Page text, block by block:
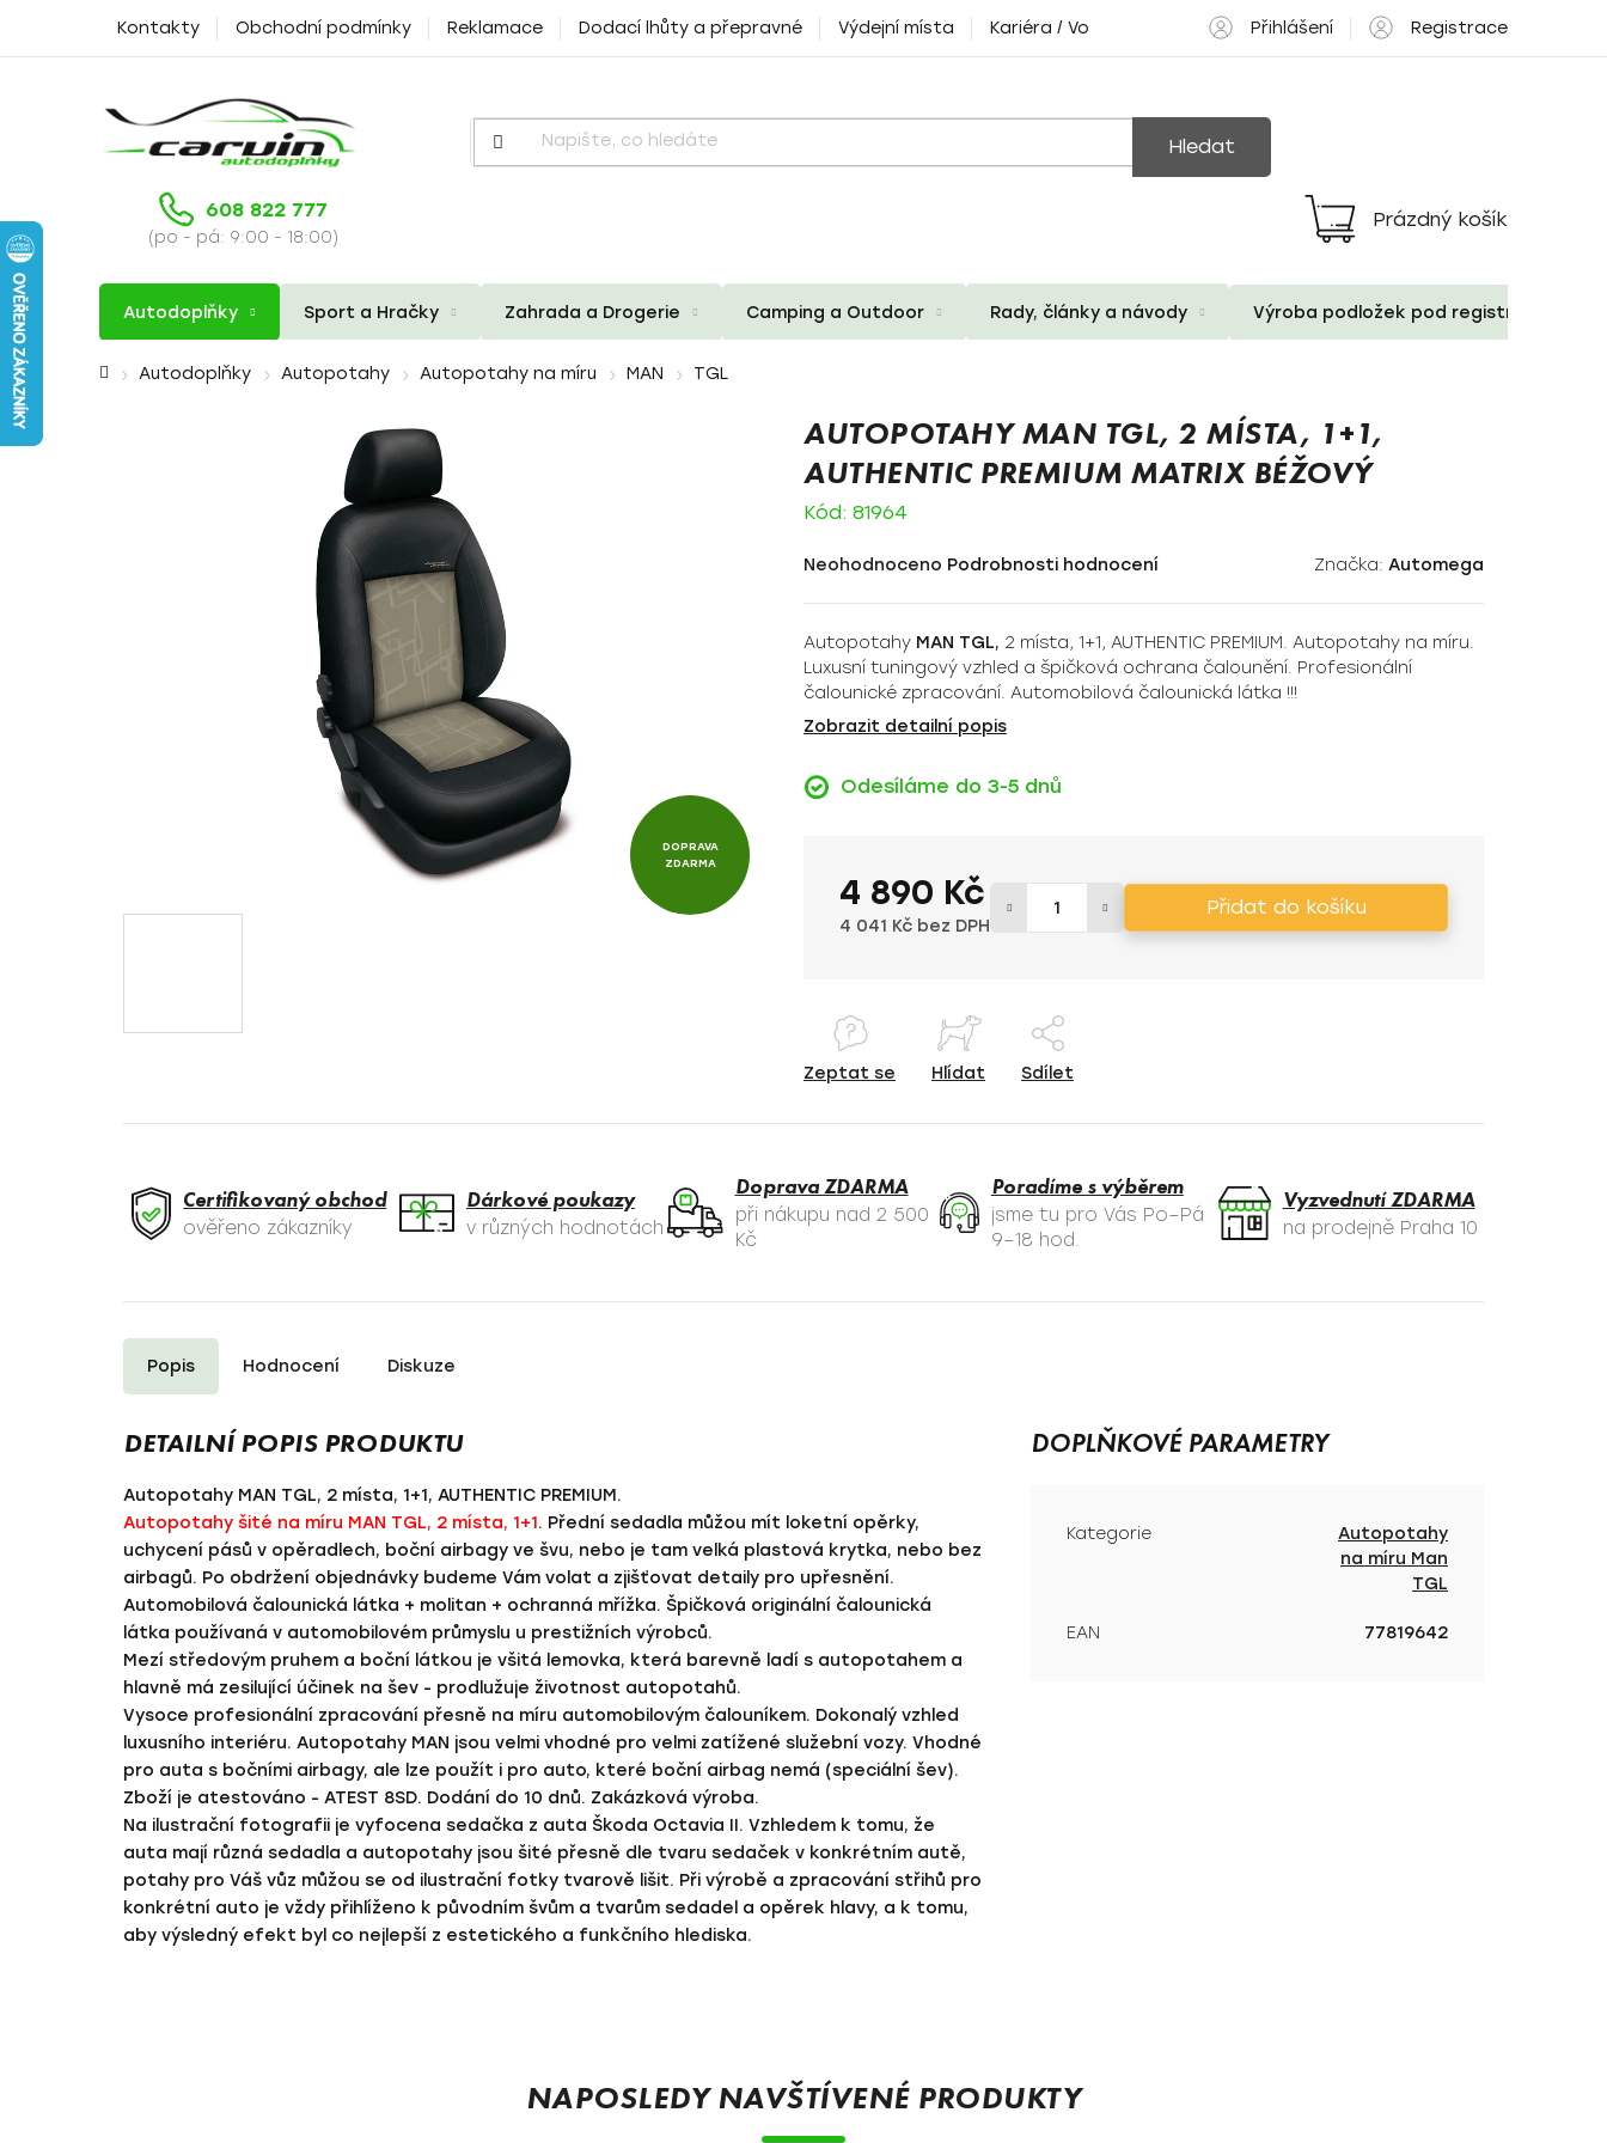
Kontakty Obchodní podmínky Reklamace Dodací lhůty a přepravné Výdejní místa Kariéra / Volné pozice Přihlášení Registrace
Hledat
608 822 777
(po - pá: 9:00 - 18:00)
Nákupní
košík
Prázdný košík
Autodoplňky Sport a Hračky Zahrada a Drogerie Camping a Outdoor Rady, články a návody Výroba podložek pod registrační
Domů Autodoplňky Autopotahy Autopotahy na míru MAN TGL
AUTOPOTAHY MAN TGL, 2 MÍSTA, 1+1,
AUTHENTIC PREMIUM MATRIX BÉŽOVÝ
Kód: 81964
Průměrné
je
0,0
z
5
Neohodnoceno Podrobnosti hodnocení Značka: Automega
Autopotahy MAN TGL, 2 místa, 1+1, AUTHENTIC PREMIUM. Autopotahy na míru.
Luxusní tuningový vzhled a špičková ochrana čalounění. Profesionální
čalounické zpracování. Automobilová čalounická látka !!!
Zobrazit detailní popis
Odesíláme do 3-5 dnů
4 890 Kč
4 041 Kč bez DPH
Přidat do košíku
Zeptat se Hlídat Sdílet
DOPRAVA
ZDARMA
Certifikovaný obchod
ověřeno zákazníky
Dárkové poukazy
v různých hodnotách
Doprava ZDARMA
při nákupu nad 2 500
Kč
Poradíme s výběrem
jsme tu pro Vás Po–Pá
9–18 hod.
Vyzvednutí ZDARMA
na prodejně Praha 10
Popis Hodnocení Diskuze
Autopotahy MAN TGL, 2 místa, 1+1, AUTHENTIC PREMIUM.
Autopotahy šité na míru MAN TGL, 2 místa, 1+1. Přední sedadla můžou mít loketní opěrky,
uchycení pásů v opěradlech, boční airbagy ve švu, nebo je tam velká plastová krytka, nebo bez
airbagů. Po obdržení objednávky budeme Vám volat a zjišťovat detaily pro upřesnění.
Automobilová čalounická látka + molitan + ochranná mřížka. Špičková originální čalounická
látka používaná v automobilovém průmyslu u prestižních výrobců.
Mezí středovým pruhem a boční látkou je všitá lemovka, která barevně ladí s autopotahem a
hlavně má zesilující účinek na šev - prodlužuje životnost autopotahů.
Vysoce profesionální zpracování přesně na míru automobilovým čalouníkem. Dokonalý vzhled
luxusního interiéru. Autopotahy MAN jsou velmi vhodné pro velmi zatížené služební vozy. Vhodné
pro auta s bočními airbagy, ale lze použít i pro auto, které boční airbag nemá (speciální šev).
Zboží je atestováno - ATEST 8SD. Dodání do 10 dnů. Zakázková výroba.
Na ilustrační fotografii je vyfocena sedačka z auta Škoda Octavia II. Vzhledem k tomu, že
auta mají různá sedadla a autopotahy jsou šité přesně dle tvaru sedaček v konkrétním autě,
potahy pro Váš vůz můžou se od ilustrační fotky tvarově lišit. Při výrobě a zpracování střihů pro
konkrétní auto je vždy přihlíženo k původním švům a tvarům sedadel a opěrek hlavy, a k tomu,
aby výsledný efekt byl co nejlepší z estetického a funkčního hlediska.
DOPLŇKOVÉ PARAMETRY
Kategorie
Autopotahy
na míru Man
TGL
EAN 77819642
NAPOSLEDY NAVŠTÍVENÉ PRODUKTY